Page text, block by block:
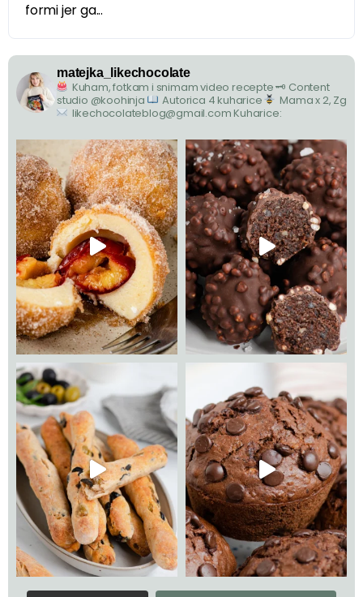
formi jer ga...
matejka_likechocolate
Kuham, fotkam i snimam video recepte🗝 Content
studio @koohinja
Autorica 4 kuharice
Mama x 2, Zg
likechocolateblog@gmail.com Kuharice: